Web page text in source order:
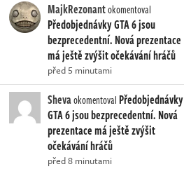
MajkRezonantokomentoval
Předobjednávky GTA 6 jsou
bezprecedentní. Nová prezentace
má ještě zvýšit očekávání hráčů
před 5 minutami
Shevaokomentoval Předobjednávky
GTA 6 jsou bezprecedentní. Nová
prezentace má ještě zvýšit
očekávání hráčů
před 8 minutami